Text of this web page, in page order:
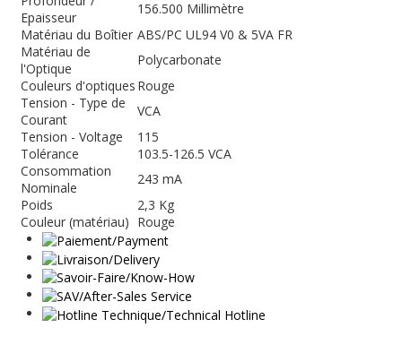
Epaisseur
156.500 Millimètre
Matériau du Boîtier ABS/PC UL94 V0 & 5VA FR
Matériau de
l'Optique
Polycarbonate
Couleurs d'optiques Rouge
Tension - Type de
Courant
VCA
Tension - Voltage
115
Tolérance
103.5-126.5 VCA
Consommation
Nominale
243 mA
Poids
2,3 Kg
Couleur (matériau) Rouge